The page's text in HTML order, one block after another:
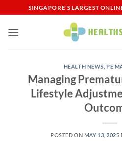
to
content
SINGAPORE'S LARGEST
HEALTH NEWS PE
Managing
Lifestyle
POSTED ON MAY 13, 2025